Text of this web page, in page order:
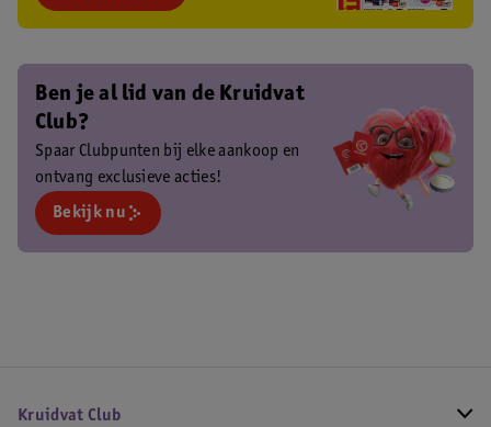
Ben je al lid van de Kruidvat
Club?
Spaar Clubpunten bij elke aankoop en
ontvang exclusieve acties!
Bekijk nu
Kruidvat Club